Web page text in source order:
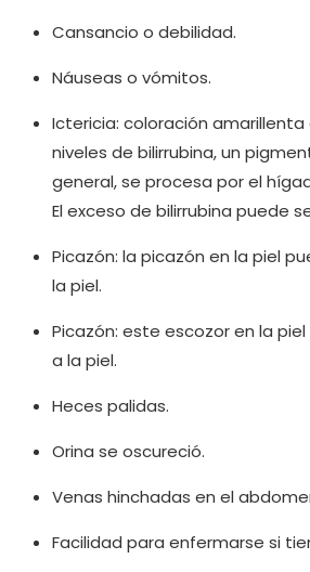
Cansancio o debilidad.
Náuseas o vómitos.
Ictericia: coloración
niveles de bilirrubina, un
general, se procesa por el
El exceso de bilirrubina puede
Picazón: la picazón en la piel
la piel.
Picazón: este escozor en la
a la piel.
Heces palidas.
Orina se oscureció.
Venas hinchadas en el
Facilidad para enfermarse si